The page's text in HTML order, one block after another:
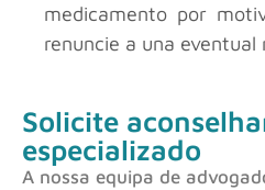
medicamento por
renuncie a una eventual
Solicite
especializado
A nossa equipa de